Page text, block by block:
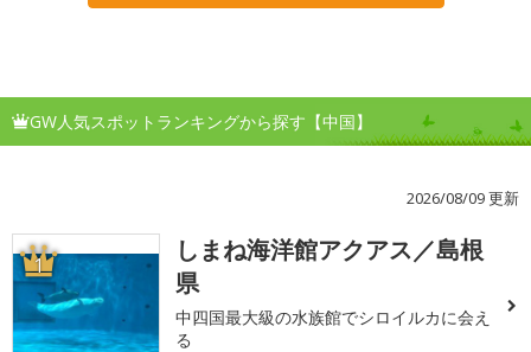
GW人気スポットランキングから探す【中国】
2026/08/09 更新
1
しまね海洋館アクアス／島根
県
中四国最大級の水族館でシロイルカに会え
る